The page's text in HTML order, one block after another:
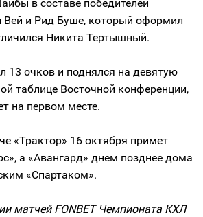
в составе победителей
Вей и Рид Буше, который оформил
Никита Тертышный.
13 очков и поднялся на девятую
таблице Восточной конференции,
на первом месте.
«Трактор» 16 октября примет
а «Авангард» днем позднее дома
«Спартаком».
матчей FONBET Чемпионата КХЛ